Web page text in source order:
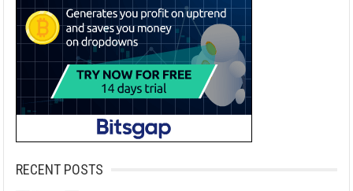
RECENT POSTS